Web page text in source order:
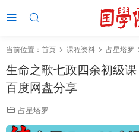
当前位置： 首页 课程资料 占星塔罗
生命之歌七政四余初级
百度网盘分享
占星塔罗